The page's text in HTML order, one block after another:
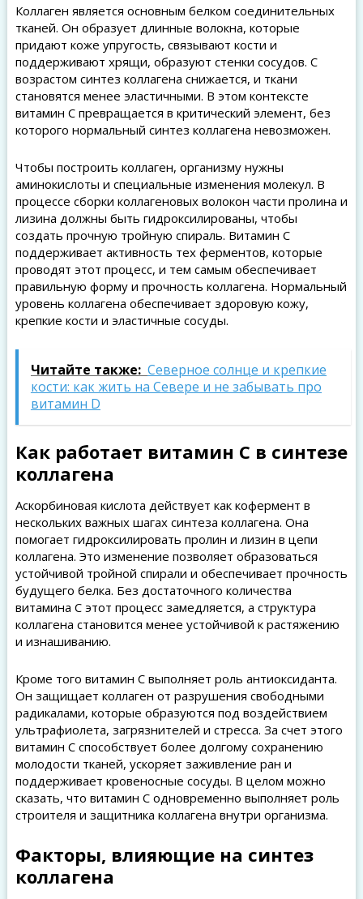
Коллаген является основным белком соединительных
тканей. Он образует длинные волокна, которые
придают коже упругость, связывают кости и
поддерживают хрящи, образуют стенки сосудов. С
возрастом синтез коллагена снижается, и ткани
становятся менее эластичными. В этом контексте
витамин C превращается в критический элемент, без
которого нормальный синтез коллагена невозможен.
Чтобы построить коллаген, организму нужны
аминокислоты и специальные изменения молекул. В
процессе сборки коллагеновых волокон части пролина и
лизина должны быть гидроксилированы, чтобы
создать прочную тройную спираль. Витамин C
поддерживает активность тех ферментов, которые
проводят этот процесс, и тем самым обеспечивает
правильную форму и прочность коллагена. Нормальный
уровень коллагена обеспечивает здоровую кожу,
крепкие кости и эластичные сосуды.
Читайте также: Северное солнце и крепкие
кости: как жить на Севере и не забывать про
витамин D
Как работает витамин C в синтезе
коллагена
Аскорбиновая кислота действует как кофермент в
нескольких важных шагах синтеза коллагена. Она
помогает гидроксилировать пролин и лизин в цепи
коллагена. Это изменение позволяет образоваться
устойчивой тройной спирали и обеспечивает прочность
будущего белка. Без достаточного количества
витамина C этот процесс замедляется, а структура
коллагена становится менее устойчивой к растяжению
и изнашиванию.
Кроме того витамин C выполняет роль антиоксиданта.
Он защищает коллаген от разрушения свободными
радикалами, которые образуются под воздействием
ультрафиолета, загрязнителей и стресса. За счет этого
витамин C способствует более долгому сохранению
молодости тканей, ускоряет заживление ран и
поддерживает кровеносные сосуды. В целом можно
сказать, что витамин C одновременно выполняет роль
строителя и защитника коллагена внутри организма.
Факторы, влияющие на синтез
коллагена